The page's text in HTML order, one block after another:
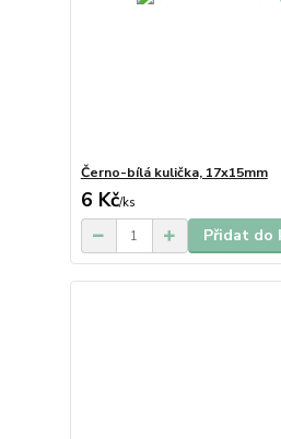
Černo-bílá kulička, 17x15mm
6 Kč/ks
Přidat do